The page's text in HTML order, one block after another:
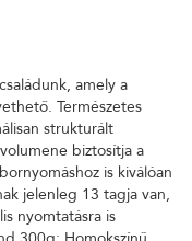
amely a
Természetes
strukturált
biztosítja a
is kiválóan
jelenleg 13 tagja van,
nyomtatásra is